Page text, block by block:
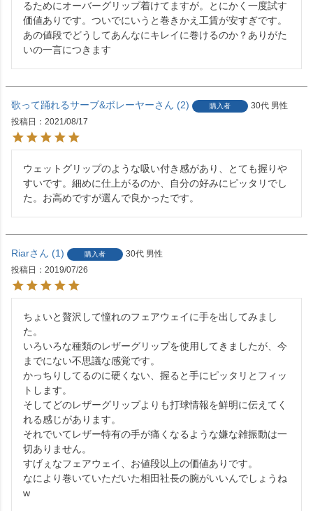
るためにオーバーグリップ着けてますが。とにかく一度試す
価値ありです。ついでにいうと巻きかえ工賃が安すぎです。
あの値段でどうしてあんなにキレイに巻けるのか？ありがた
いの一言につきます
歌って踊れるサーブ&ボレーヤー 2 購入者 30代 男性
投稿日
2021/08/17
ウェットグリップのような吸い付き感があり、とても握りや
すいです。細めに仕上がるのか、自分の好みにピッタリでし
た。お高めですが選んで良かったです。
Riar 1 購入者 30代 男性
投稿日
2019/07/26
ちょいと贅沢して憧れのフェアウェイに手を出してみまし
た。
いろいろな種類のレザーグリップを使用してきましたが、今
までにない不思議な感覚です。
かっちりしてるのに硬くない、握ると手にピッタリとフィッ
トします。
そしてどのレザーグリップよりも打球情報を鮮明に伝えてく
れる感じがあります。
それでいてレザー特有の手が痛くなるような嫌な雑振動は一
切ありません。
すげぇなフェアウェイ、お値段以上の価値ありです。
なにより巻いていただいた相田社長の腕がいいんでしょうね
w